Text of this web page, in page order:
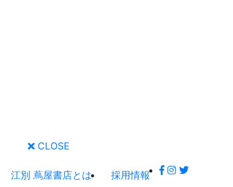
CLOSE
江別 蔦屋書店とは 採用情報